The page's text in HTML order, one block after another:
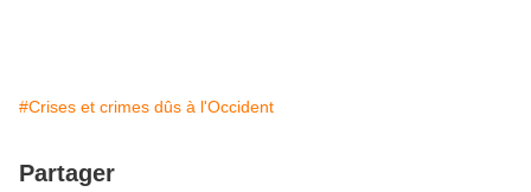
#Crises et crimes dûs à l'Occident
Partager